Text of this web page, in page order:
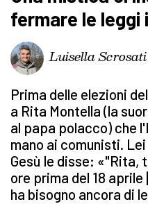
fermare le leggi
Luisella Scrosati
Prima delle elezioni
a Rita Montella (la
al papa polacco) che
mano ai comunisti.
Gesù le disse: «"Rita,
ore prima del 18
ha bisogno ancora di